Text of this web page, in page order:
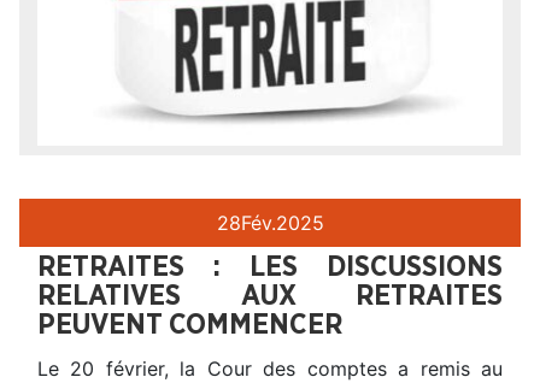
28Fév.2025
RETRAITES : LES DISCUSSIONS
RELATIVES AUX RETRAITES
PEUVENT COMMENCER
Le 20 février, la Cour des comptes a remis au